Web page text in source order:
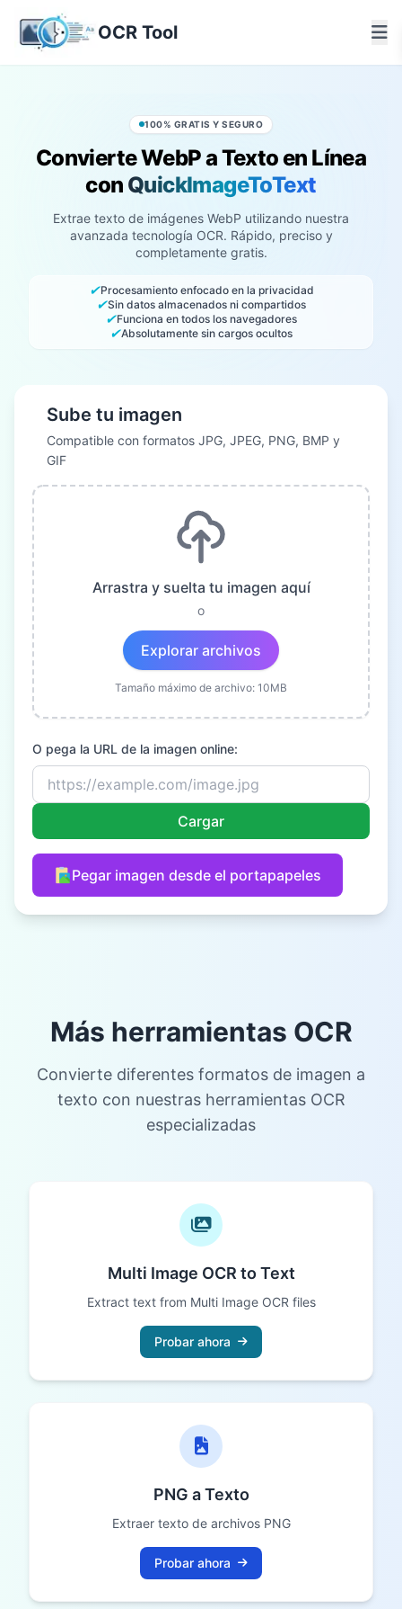
OCR Tool
100% GRATIS Y SEGURO
Convierte WebP a Texto en Línea
con QuickImageToText
Extrae texto de imágenes WebP utilizando nuestra
avanzada tecnología OCR. Rápido, preciso y
completamente gratis.
✔Procesamiento enfocado en la privacidad
✔Sin datos almacenados ni compartidos
✔Funciona en todos los navegadores
✔Absolutamente sin cargos ocultos
Sube tu imagen
Compatible con formatos JPG, JPEG, PNG, BMP y
GIF
Arrastra y suelta tu imagen aquí
o
Explorar archivos
Tamaño máximo de archivo: 10MB
O pega la URL de la imagen online:
Cargar
Pegar imagen desde el portapapeles
Más herramientas OCR
Convierte diferentes formatos de imagen a
texto con nuestras herramientas OCR
especializadas
Multi Image OCR to Text
Extract text from Multi Image OCR files
Probar ahora
PNG a Texto
Extraer texto de archivos PNG
Probar ahora